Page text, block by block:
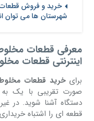
خرید و فروش قطعات
شهرستان ها می توان
معرفی قطعات
اینترنتی قطعات
برایخرید قطعات
صورت تقریبی با یک به
دستگاه آشنا شوید. در
قطعه ای را اشتباه